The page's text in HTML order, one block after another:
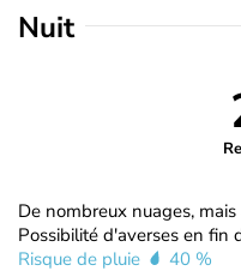
Nuit
De nombreux nuages,
Possibilité d'averses en fin
Risque de pluie
40 %